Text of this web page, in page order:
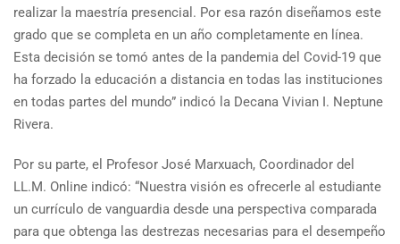
realizar la maestría presencial. Por esa razón diseñamos este
grado que se completa en un año completamente en línea.
Esta decisión se tomó antes de la pandemia del Covid-19 que
ha forzado la educación a distancia en todas las instituciones
en todas partes del mundo” indicó la Decana Vivian I. Neptune
Rivera.
Por su parte, el Profesor José Marxuach, Coordinador del
LL.M. Online indicó: “Nuestra visión es ofrecerle al estudiante
un currículo de vanguardia desde una perspectiva comparada
para que obtenga las destrezas necesarias para el desempeño